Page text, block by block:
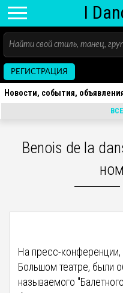
I D
РЕГИСТРАЦИЯ
Новости, события,
Benois de la
На пресс-конференции,
Большом театре, были
называемого